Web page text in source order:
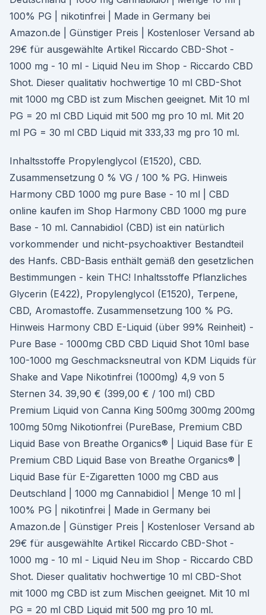
100% PG | nikotinfrei | Made in Germany bei
Amazon.de | Günstiger Preis | Kostenloser Versand ab
29€ für ausgewählte Artikel Riccardo CBD-Shot -
1000 mg - 10 ml - Liquid Neu im Shop - Riccardo CBD
Shot. Dieser qualitativ hochwertige 10 ml CBD-Shot
mit 1000 mg CBD ist zum Mischen geeignet. Mit 10 ml
PG = 20 ml CBD Liquid mit 500 mg pro 10 ml. Mit 20
ml PG = 30 ml CBD Liquid mit 333,33 mg pro 10 ml.
Inhaltsstoffe Propylenglycol (E1520), CBD.
Zusammensetzung 0 % VG / 100 % PG. Hinweis
Harmony CBD 1000 mg pure Base - 10 ml | CBD
online kaufen im Shop Harmony CBD 1000 mg pure
Base - 10 ml. Cannabidiol (CBD) ist ein natürlich
vorkommender und nicht-psychoaktiver Bestandteil
des Hanfs. CBD-Basis enthält gemäß den gesetzlichen
Bestimmungen - kein THC! Inhaltsstoffe Pflanzliches
Glycerin (E422), Propylenglycol (E1520), Terpene,
CBD, Aromastoffe. Zusammensetzung 100 % PG.
Hinweis Harmony CBD E-Liquid (über 99% Reinheit) -
Pure Base - 1000mg CBD CBD Liquid Shot 10ml base
100-1000 mg Geschmacksneutral von KDM Liquids für
Shake and Vape Nikotinfrei (1000mg) 4,9 von 5
Sternen 34. 39,90 € (399,00 € / 100 ml) CBD
Premium Liquid von Canna King 500mg 300mg 200mg
100mg 50mg Nikotionfrei (PureBase, Premium CBD
Liquid Base von Breathe Organics® | Liquid Base für E
Premium CBD Liquid Base von Breathe Organics® |
Liquid Base für E-Zigaretten 1000 mg CBD aus
Deutschland | 1000 mg Cannabidiol | Menge 10 ml |
100% PG | nikotinfrei | Made in Germany bei
Amazon.de | Günstiger Preis | Kostenloser Versand ab
29€ für ausgewählte Artikel Riccardo CBD-Shot -
1000 mg - 10 ml - Liquid Neu im Shop - Riccardo CBD
Shot. Dieser qualitativ hochwertige 10 ml CBD-Shot
mit 1000 mg CBD ist zum Mischen geeignet. Mit 10 ml
PG = 20 ml CBD Liquid mit 500 mg pro 10 ml.